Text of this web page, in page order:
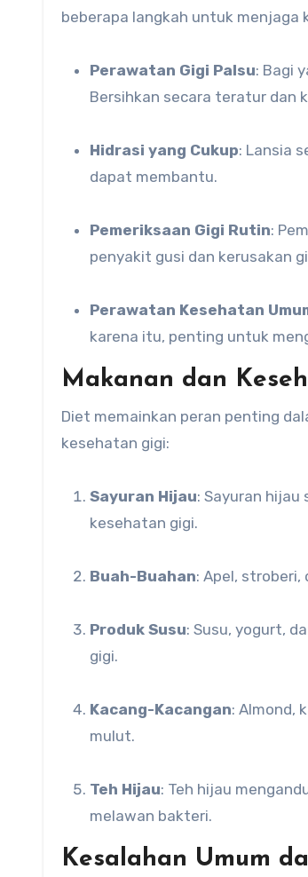
beberapa langkah untuk menjaga
Perawatan Gigi Palsu: Bagi
Bersihkan secara teratur dan
Hidrasi yang Cukup: Lansia
dapat membantu.
Pemeriksaan Gigi Rutin:
penyakit gusi dan kerusakan
Perawatan Kesehatan
karena itu, penting untuk
Makanan dan
Diet memainkan peran penting
kesehatan gigi:
Sayuran Hijau: Sayuran
kesehatan gigi.
Buah-Buahan: Apel,
Produk Susu: Susu, yogurt,
gigi.
Kacang-Kacangan: Almond,
mulut.
Teh Hijau: Teh hijau
melawan bakteri.
Kesalahan Umum